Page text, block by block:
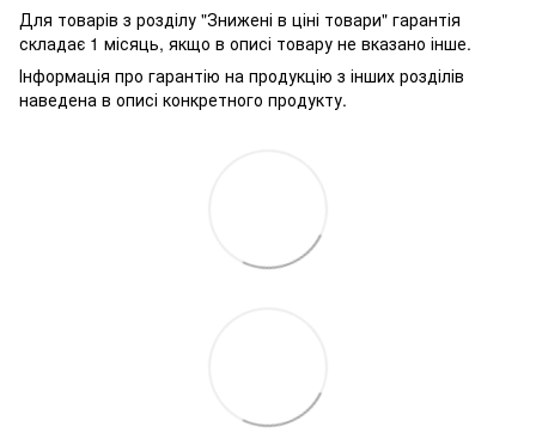
Для товарів з розділу "Знижені в ціні товари" гарантія
складає 1 місяць, якщо в описі товару не вказано інше.
Інформація про гарантію на продукцію з інших розділів
наведена в описі конкретного продукту.